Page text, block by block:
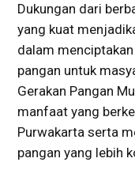
Dukungan dari
yang kuat
dalam
pangan untuk
Gerakan Pangan
manfaat yang
Purwakarta serta
pangan yang lebih